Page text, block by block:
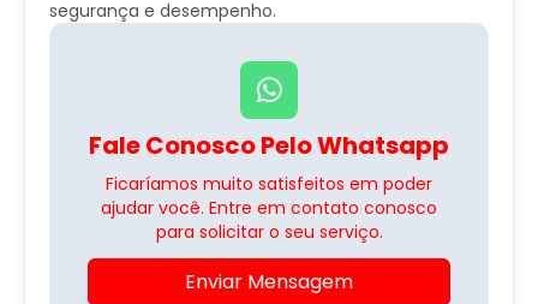
segurança e desempenho.
Fale Conosco Pelo Whatsapp
Ficaríamos muito satisfeitos em poder
ajudar você. Entre em contato conosco
para solicitar o seu serviço.
Enviar Mensagem